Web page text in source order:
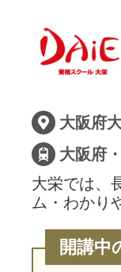
大阪府
大阪府
大栄では、
ム・わかり
開講中